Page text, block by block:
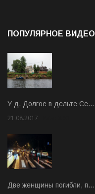
ПОПУЛЯРНОЕ ВИДЕО
У д. Долгое в дельте Се…
21.08.2017
Две женщины погибли, п…